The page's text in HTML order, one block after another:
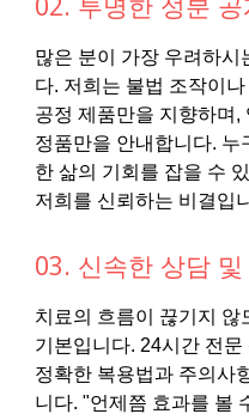
많은 분이 가장 우려하시
다. 저희는 불법 조작이
공정 제품만을 지향하며
정품만을 안내합니다.
한 삶의 기회를 잡을 수
저희를 신뢰하는 비결입
03. 신속한 상담
치료의 흐름이 끊기지 않
기본입니다. 24시간 전문
정확한 복용법과 주의사
니다. "언제쯤 효과를 볼